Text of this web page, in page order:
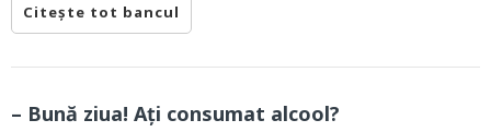
Citește tot bancul
– Bună ziua! Ați consumat alcool?